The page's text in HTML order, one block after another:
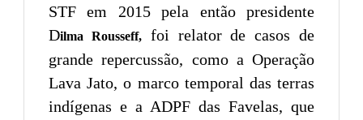
STF em 2015 pela então presidente
Dilma Rousseff,foi relator de casos de
grande repercussão, como a Operação
Lava Jato, o marco temporal das terras
indígenas e a ADPF das Favelas, que